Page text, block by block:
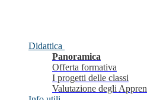
Didattica
Panoramica
Offerta formativa
I progetti delle classi
Valutazione degli